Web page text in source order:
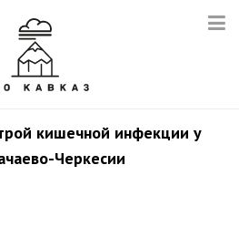
кишечной инфекции у
Черкесии